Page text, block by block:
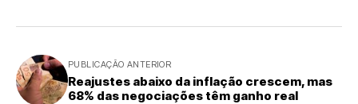
PUBLICAÇÃO ANTERIOR
Reajustes abaixo da inflação crescem, mas
68% das negociações têm ganho real